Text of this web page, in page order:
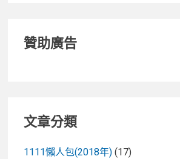
贊助廣告
文章分類
1111懶人包(2018年) (17)